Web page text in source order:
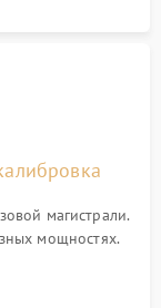
магистрали.
мощностях.
индикаторов
перегрева.